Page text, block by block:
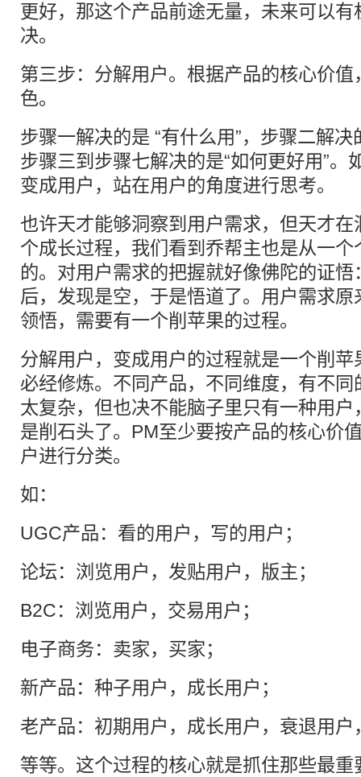
更好，那这个产品前途无量，未来可以
决。
第三步：分解用户。根据产品的核心价
色。
步骤一解决的是 “有什么用”，步骤二解决
步骤三到步骤七解决的是“如何更好用”。
变成用户，站在用户的角度进行思考。
也许天才能够洞察到用户需求，但天才
个成长过程，我们看到乔帮主也是从一
的。对用户需求的把握就好像佛陀的证
后，发现是空，于是悟道了。用户需求
领悟，需要有一个削苹果的过程。
分解用户，变成用户的过程就是一个削
必经修炼。不同产品，不同维度，有不
太复杂，但也决不能脑子里只有一种用
是削石头了。PM至少要按产品的核心价
户进行分类。
如：
UGC产品：看的用户，写的用户；
论坛：浏览用户，发贴用户，版主；
B2C：浏览用户，交易用户；
电子商务：卖家，买家；
新产品：种子用户，成长用户；
老产品：初期用户，成长用户，衰退用户
等等。这个过程的核心就是抓住那些最重